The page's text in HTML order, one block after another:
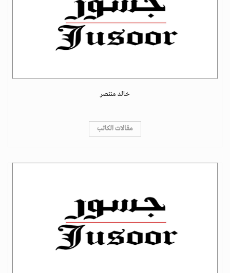
خالد منتصر
مقالات الكاتب